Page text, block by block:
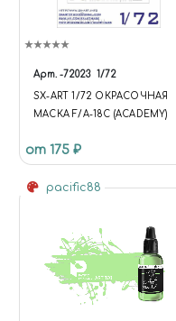
Арт. -72023 1/72
SX-ART 1/72 ОКРАСОЧНАЯ
МАСКА F/A-18C (ACADEMY)
от 175 ₽
pacific88